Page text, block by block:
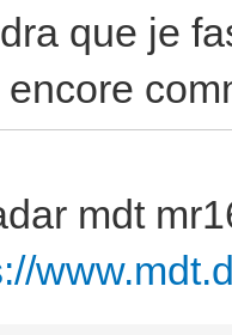
que je
mdt